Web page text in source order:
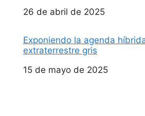
Fecha
26 de abril de 2025
Exponiendo la agenda
extraterrestre gris
Fecha
15 de mayo de 2025